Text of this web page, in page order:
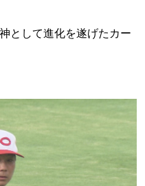
として進化を遂げたカー